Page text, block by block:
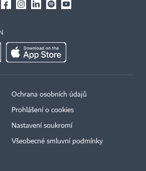
Ochrana osobních údajů
Prohlášení o cookies
Nastavení soukromí
Všeobecné smluvní podmínky